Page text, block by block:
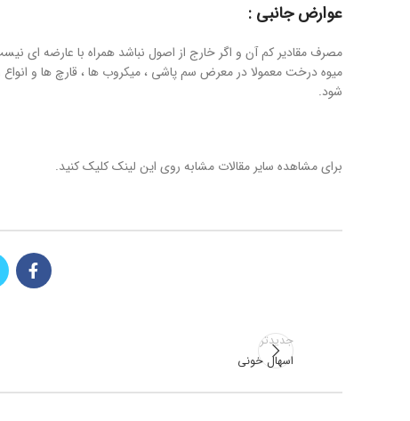
عوارض جانبی :
مصرف مقادیر کم آن و اگر خارج از اصول نباشد همراه با عارضه ای
میوه درخت معمولا در معرض سم پاشی ، میکروب ها ، قارچ ها و
شود.
برای مشاهده سایر مقالات مشابه روی این لینک‌ کلیک کنید.
جدیدتر
اسهال خونی